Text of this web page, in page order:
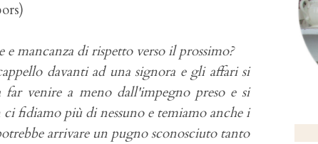
mancanza di rispetto verso il prossimo?
davanti ad una signora e gli affari si
venire a meno dall'impegno preso e si
fidiamo più di nessuno e temiamo anche i
arrivare un pugno sconosciuto tanto